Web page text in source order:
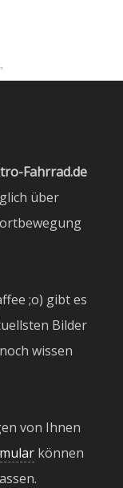
Fahrrad.de
über
;o) gibt es
Bilder
wissen
von Ihnen
können